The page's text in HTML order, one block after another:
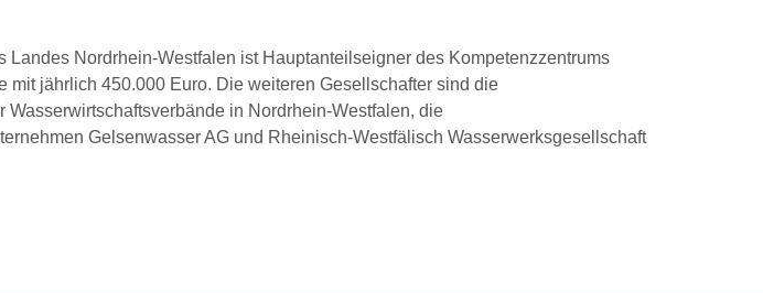
Nordrhein-Westfalen ist Hauptanteilseigner des Kompetenzzentrums
mit jährlich 450.000 Euro. Die weiteren Gesellschafter sind die
in Nordrhein-Westfalen, die
Gelsenwasser AG und Rheinisch-Westfälisch Wasserwerksgesellschaft